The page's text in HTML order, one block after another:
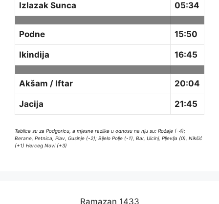
Izlazak Sunca 05:34
Podne 15:50
Ikindija 16:45
Akšam / Iftar 20:04
Jacija 21:45
Tablice su za Podgoricu, a mjesne razlike u odnosu na nju su: Rožaje (-4);
Berane, Petnica, Plav, Gusinje (-2); Bijelo Polje (-1), Bar, Ulcinj, Pljevlja (0), Nikšić
(+1) Herceg Novi (+3)
Ramazan 1433